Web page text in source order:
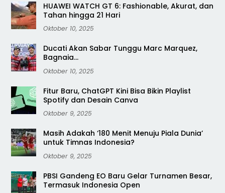
HUAWEI WATCH GT 6: Fashionable, Akurat, dan
Tahan hingga 21 Hari
Oktober 10, 2025
Ducati Akan Sabar Tunggu Marc Marquez,
Bagnaia…
Oktober 10, 2025
Fitur Baru, ChatGPT Kini Bisa Bikin Playlist
Spotify dan Desain Canva
Oktober 9, 2025
Masih Adakah ‘180 Menit Menuju Piala Dunia’
untuk Timnas Indonesia?
Oktober 9, 2025
PBSI Gandeng EO Baru Gelar Turnamen Besar,
Termasuk Indonesia Open